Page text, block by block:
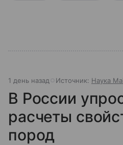
1 день назад Источник: Наука
В России
расчеты
пород